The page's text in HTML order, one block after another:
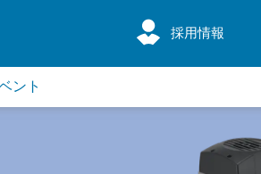
採用情報
ント